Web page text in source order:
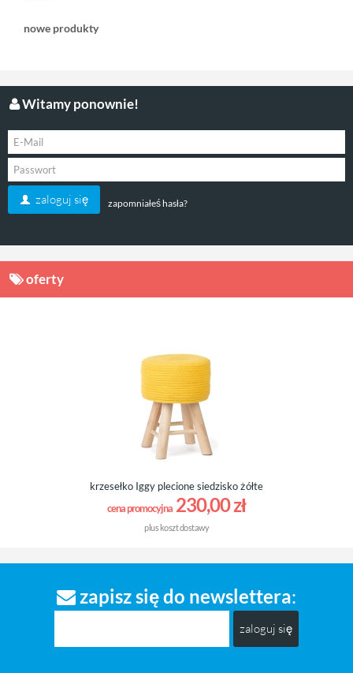
nowe produkty
Witamy ponownie!
zaloguj się zapomniałeś hasła?
oferty
krzesełko Iggy plecione siedzisko żółte
cena promocyjna 230,00 zł
plus koszt dostawy
zapisz się do newslettera
zaloguj się